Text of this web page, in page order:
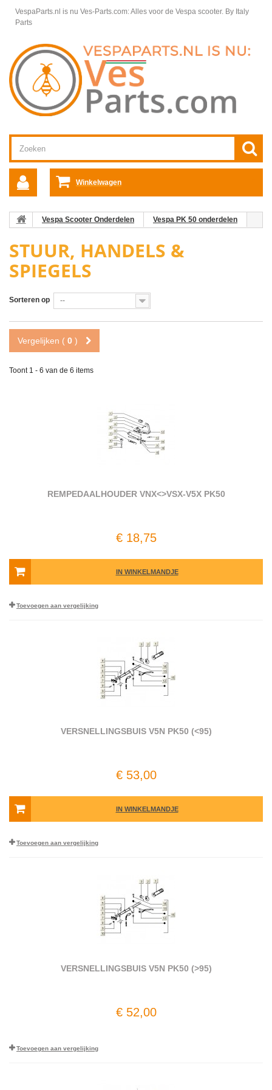
VespaParts.nl is nu Ves-Parts.com: Alles voor de Vespa scooter. By Italy
Parts
Winkelwagen
Vespa Scooter Onderdelen
Vespa PK 50 onderdelen
STUUR, HANDELS &
SPIEGELS
Sorteren op --
Vergelijken ( 0 )
Toont 1 - 6 van de 6 items
REMPEDAALHOUDER VNX<>VSX-V5X PK50
€ 18,75
IN WINKELMANDJE
Toevoegen aan vergelijking
VERSNELLINGSBUIS V5N PK50 (<95)
€ 53,00
IN WINKELMANDJE
Toevoegen aan vergelijking
VERSNELLINGSBUIS V5N PK50 (>95)
€ 52,00
Toevoegen aan vergelijking